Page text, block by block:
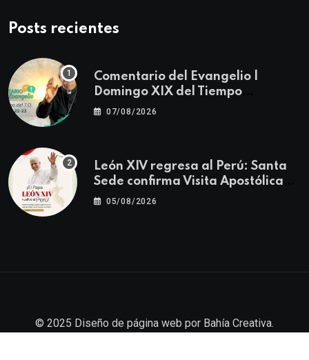
Posts recientes
Comentario del Evangelio |
Domingo XIX del Tiempo
Ordinario | Mateo 14, 22-23
07/08/2026
León XIV regresa al Perú: Santa
Sede confirma Visita Apostólica
del 11 al 17 de noviembre
05/08/2026
© 2025 Diseño de página web por Bahía Creativa.